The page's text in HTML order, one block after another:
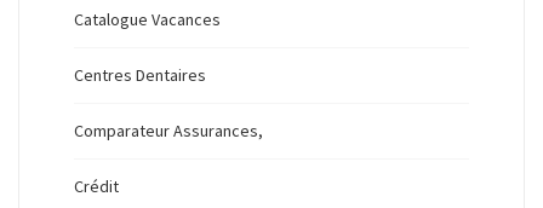
Catalogue Vacances
Centres Dentaires
Comparateur Assurances,
Crédit